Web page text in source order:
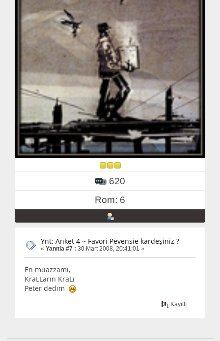
620
Rom: 6
Ynt: Anket 4 ~ Favori Pevensie kardeşiniz ?
« Yanıtla #7 : 30 Mart 2008, 20:41:01 »
En muazzamı,
KraLLarın KraLı
Peter dedım
Kayıtlı